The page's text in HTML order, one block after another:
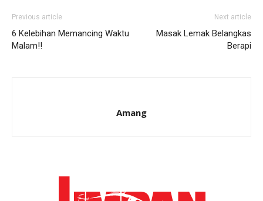
Previous article
6 Kelebihan Memancing Waktu
Malam!!
Next article
Masak Lemak Belangkas
Berapi
Amang